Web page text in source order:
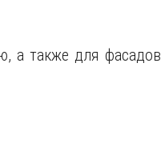
а также для фасадов